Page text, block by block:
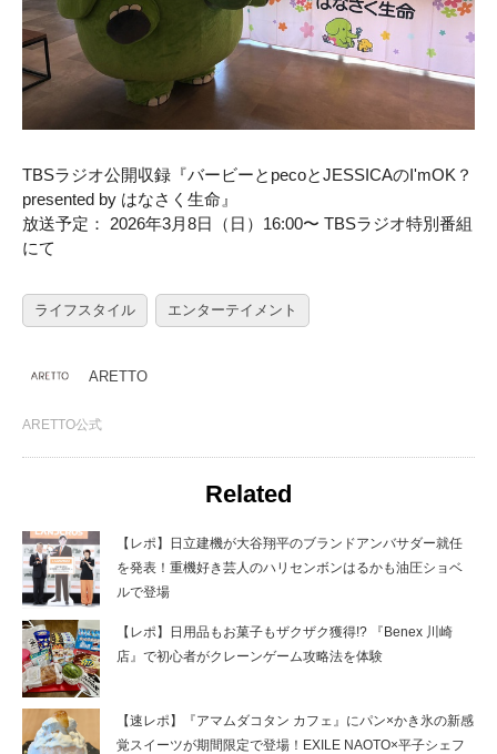
TBSラジオ公開収録『バービーとpecoとJESSICAのI'mOK？
presented by はなさく⽣命』
放送予定： 2026年3⽉8⽇（⽇）16:00〜 TBSラジオ特別番組
にて
ライフスタイル エンターテイメント
ARETTO
ARETTO公式
Related
【レポ】日立建機が大谷翔平のブランドアンバサダー就任
を発表！重機好き芸人のハリセンボンはるかも油圧ショベ
ルで登場
【レポ】日用品もお菓子もザクザク獲得!? 『Benex 川崎
店』で初心者がクレーンゲーム攻略法を体験
【速レポ】『アマムダコタン カフェ』にパン×かき氷の新感
覚スイーツが期間限定で登場！EXILE NAOTO×平子シェフ